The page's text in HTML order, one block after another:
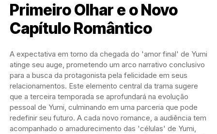
Primeiro Olhar e o Novo
Capítulo Romântico
A expectativa em torno da chegada do 'amor final' de Yumi
atinge seu auge, prometendo um arco narrativo conclusivo
para a busca da protagonista pela felicidade em seus
relacionamentos. Este elemento central da trama sugere
que a terceira temporada se aprofundará na evolução
pessoal de Yumi, culminando em uma parceria que pode
redefinir seu futuro. A cada novo romance, a audiência tem
acompanhado o amadurecimento das 'células' de Yumi,